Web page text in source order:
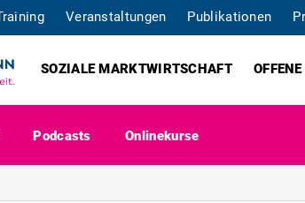
Veranstaltungen Publikationen
SOZIALE MARKTWIRTSCHAFT
Podcasts Onlinekurse